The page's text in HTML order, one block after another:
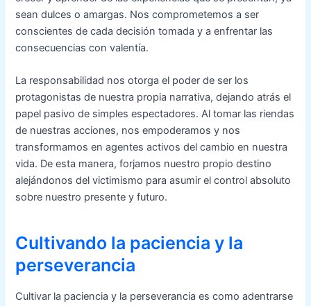
sean dulces o amargas. Nos comprometemos a ser
conscientes de cada decisión tomada y a enfrentar las
consecuencias con valentía.
La responsabilidad nos otorga el poder de ser los
protagonistas de nuestra propia narrativa, dejando atrás el
papel pasivo de simples espectadores. Al tomar las riendas
de nuestras acciones, nos empoderamos y nos
transformamos en agentes activos del cambio en nuestra
vida. De esta manera, forjamos nuestro propio destino
alejándonos del victimismo para asumir el control absoluto
sobre nuestro presente y futuro.
Cultivando la paciencia y la
perseverancia
Cultivar la paciencia y la perseverancia es como adentrarse